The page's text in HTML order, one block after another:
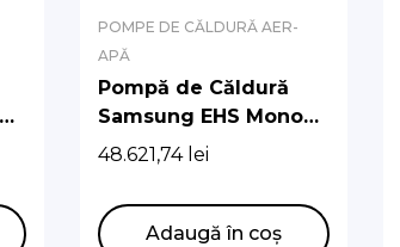
POMPE DE CĂLDURĂ AER-
APĂ
Pompă de Căldură
Samsung EHS Mono
R290 cu Hydro Unit
de circulatie)
AE200DNWMPK/EU,
48.621,74 lei
Adaugă în coș